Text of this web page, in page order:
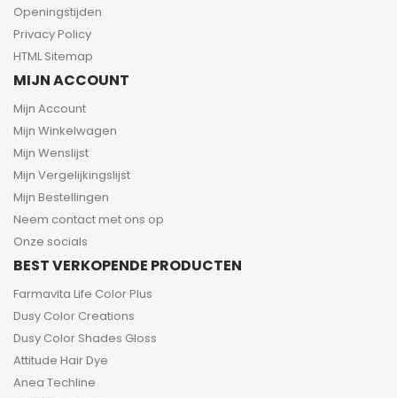
Openingstijden
Privacy Policy
HTML Sitemap
MIJN ACCOUNT
Mijn Account
Mijn Winkelwagen
Mijn Wenslijst
Mijn Vergelijkingslijst
Mijn Bestellingen
Neem contact met ons op
Onze socials
BEST VERKOPENDE PRODUCTEN
Farmavita Life Color Plus
Dusy Color Creations
Dusy Color Shades Gloss
Attitude Hair Dye
Anea Techline